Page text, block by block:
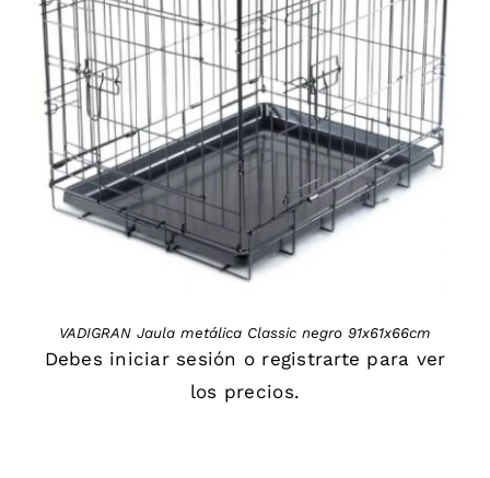
DETAILS
VADIGRAN Jaula metálica Classic negro 91x61x66cm
Debes iniciar sesión o registrarte para ver
los precios.